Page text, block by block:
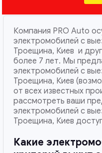
Компания PRO Auto
электромобилей с
Троещина, Киев и
более 7 лет. Мы
электромобилей с
Троещина, Киев
от всех известных
рассмотреть ваши
электромобилей с
Троещина, Киев
Какие